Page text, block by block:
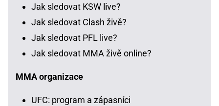
Jak sledovat KSW live?
Jak sledovat Clash živě?
Jak sledovat PFL live?
Jak sledovat MMA živě online?
MMA organizace
UFC: program a zápasníci